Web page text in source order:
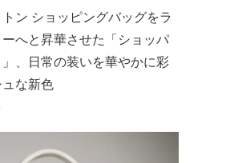
ン ショッピングバッグをラ
へと昇華させた「ショッパ
、日常の装いを華やかに彩
な新色